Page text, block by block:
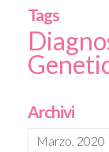
Tags
Archivi